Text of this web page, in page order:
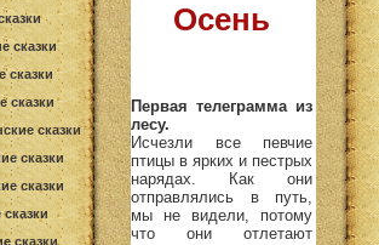
сказки
сказки
сказки
сказки
сказки
сказки
сказки
Осень
Первая телеграмма из
лесу.
Исчезли все певчие
птицы в ярких и пестрых
нарядах. Как они
отправлялись в путь,
мы не видели, потому
что они отлетают